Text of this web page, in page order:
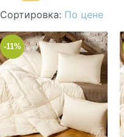
Сортировка: По цене
-11%